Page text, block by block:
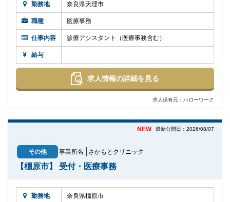
勤務地 奈良県天理市
職種 医療事務
仕事内容 診療アシスタント（医療事務含む）
給与
求人情報の詳細を見る
求人保有元：ハローワーク
NEW 最新公開日：2026/08/07
その他 事業所名 さかもとクリニック
【橿原市】 受付・医療事務
勤務地 奈良県橿原市